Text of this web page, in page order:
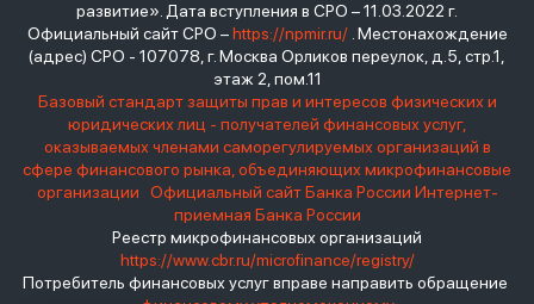
развитие». Дата вступления в СРО – 11.03.2022 г.
Официальный сайт СРО –https://npmir.ru/. Местонахождение
(адрес) СРО - 107078, г. Москва Орликов переулок, д.5, стр.1,
этаж 2, пом.11
Базовый стандарт защиты прав и интересов физических и
юридических лиц - получателей финансовых услуг,
оказываемых членами саморегулируемых организаций в
сфере финансового рынка, объединяющих микрофинансовые
организации
Официальный сайт Банка России Интернет-
приемная Банка России
Реестр микрофинансовых организаций
https://www.cbr.ru/microfinance/registry/
Потребитель финансовых услуг вправе направить обращение